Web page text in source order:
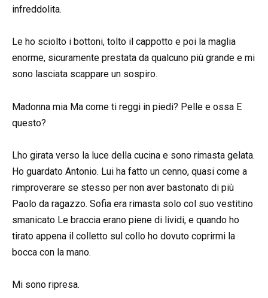
infreddolita.
Le ho sciolto i bottoni, tolto il cappotto e poi la maglia
enorme, sicuramente prestata da qualcuno più grande e mi
sono lasciata scappare un sospiro.
Madonna mia Ma come ti reggi in piedi? Pelle e ossa E
questo?
Lho girata verso la luce della cucina e sono rimasta gelata.
Ho guardato Antonio. Lui ha fatto un cenno, quasi come a
rimproverare se stesso per non aver bastonato di più
Paolo da ragazzo. Sofia era rimasta solo col suo vestitino
smanicato Le braccia erano piene di lividi, e quando ho
tirato appena il colletto sul collo ho dovuto coprirmi la
bocca con la mano.
Mi sono ripresa.